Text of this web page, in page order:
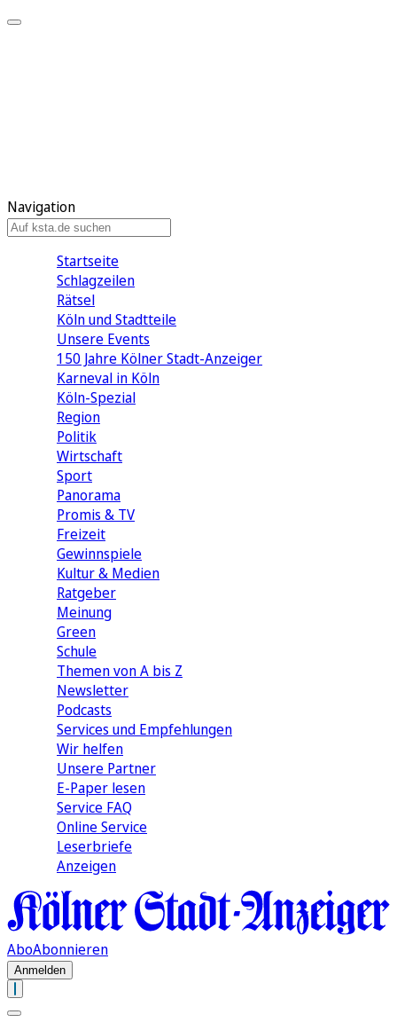
Navigation
Startseite
Schlagzeilen
Rätsel
Köln und Stadtteile
Unsere Events
150 Jahre Kölner Stadt-Anzeiger
Karneval in Köln
Köln-Spezial
Region
Politik
Wirtschaft
Sport
Panorama
Promis & TV
Freizeit
Gewinnspiele
Kultur & Medien
Ratgeber
Meinung
Green
Schule
Themen von A bis Z
Newsletter
Podcasts
Services und Empfehlungen
Wir helfen
Unsere Partner
E-Paper lesen
Service FAQ
Online Service
Leserbriefe
Anzeigen
AboAbonnieren
Anmelden